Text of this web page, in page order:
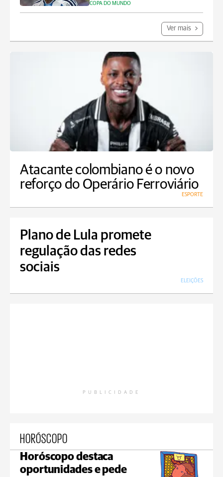
COPA DO MUNDO
Ver mais
Atacante colombiano é o novo
reforço do Operário Ferroviário
ESPORTE
Plano de Lula promete
regulação das redes
sociais
ELEIÇÕES
PUBLICIDADE
HORÓSCOPO
Horóscopo destaca
oportunidades e pede